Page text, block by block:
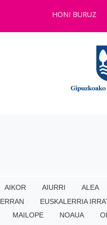
HONI BURUZ
AIKOR AIURRI ALEA
ERRAN EUSKALERRIA
MAILOPE NOAUA